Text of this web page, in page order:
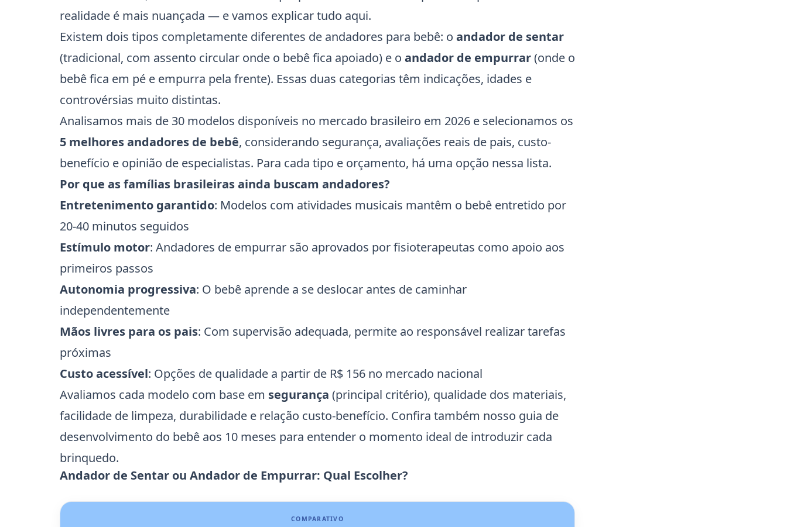
realidade é mais nuançada — e vamos explicar tudo aqui.
Existem dois tipos completamente diferentes de andadores para bebê: o andador de sentar
(tradicional, com assento circular onde o bebê fica apoiado) e o andador de empurrar(onde o
bebê fica em pé e empurra pela frente). Essas duas categorias têm indicações, idades e
controvérsias muito distintas.
Analisamos mais de 30 modelos disponíveis no mercado brasileiro em 2026 e selecionamos os
5 melhores andadores de bebê, considerando segurança, avaliações reais de pais, custo-
benefício e opinião de especialistas. Para cada tipo e orçamento, há uma opção nessa lista.
Por que as famílias brasileiras ainda buscam andadores?
Entretenimento garantido: Modelos com atividades musicais mantêm o bebê entretido por
20-40 minutos seguidos
Estímulo motor: Andadores de empurrar são aprovados por fisioterapeutas como apoio aos
primeiros passos
Autonomia progressiva: O bebê aprende a se deslocar antes de caminhar
independentemente
Mãos livres para os pais: Com supervisão adequada, permite ao responsável realizar tarefas
próximas
Custo acessível: Opções de qualidade a partir de R$ 156 no mercado nacional
Avaliamos cada modelo com base em segurança (principal critério), qualidade dos materiais,
facilidade de limpeza, durabilidade e relação custo-benefício. Confira também nosso guia de
desenvolvimento do bebê aos 10 meses para entender o momento ideal de introduzir cada
brinquedo.
Andador de Sentar ou Andador de Empurrar: Qual Escolher?
COMPARATIVO